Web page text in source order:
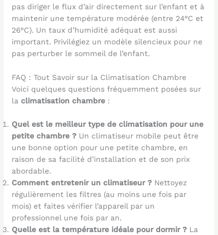
pas diriger le flux d’air directement sur l’enfant et à
maintenir une température modérée (entre 24°C et
26°C). Un taux d’humidité adéquat est aussi
important. Privilégiez un modèle silencieux pour ne
pas perturber le sommeil de l’enfant.
FAQ : Tout Savoir sur la Climatisation Chambre
Voici quelques questions fréquemment posées sur
la climatisation chambre:
Quel est le meilleur type de climatisation pour une
petite chambre ?Un climatiseur mobile peut être
une bonne option pour une petite chambre, en
raison de sa facilité d’installation et de son prix
abordable.
Comment entretenir un climatiseur ?Nettoyez
régulièrement les filtres (au moins une fois par
mois) et faites vérifier l’appareil par un
professionnel une fois par an.
Quelle est la température idéale pour dormir ?La